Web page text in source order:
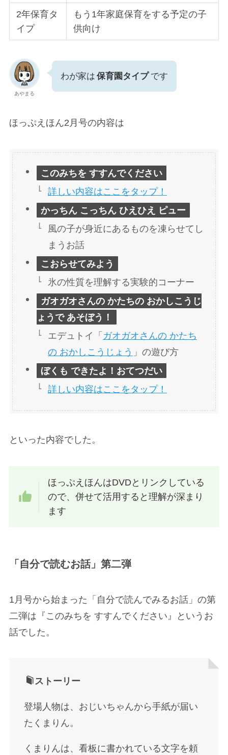
2年保育タ
イプ
もう1年家庭保育をする予定の子
供向け
あやまる
わが家は 保育園タイプ です
ほっぷえほん2月号の内容は
このみちを すすんでください
詳しい内容はここを タップ！
かっちん こっちん ひえひえ ピュー
風の子が身近にあるものを凍らせてし
まうお話
こおらせてみよう
氷の性質を理解する実験的コーナー
ガオガオさんの かたちの おかしこうじ
ょうで あそぼう！
エデュトイ「 ガオガオさんの かたち
の おかしこうじょう 」の遊び方
ぼくも できたよ！おてつだい
詳しい内容はここを タップ！
といった内容でした。
ほっぷえほんはDVDとリンクしている
ので、併せて活用すると理解が深まり
ます
「自分で読むお話」第二弾
1月号から始まった「自分で読んでみるお話」の第
二弾は『このみちを すすんでください』というお
話でした。
ストーリー
登場人物は、おじいちゃんから手紙が届い
たくまりん。
くまりんは、看板に書かれている文字を頼